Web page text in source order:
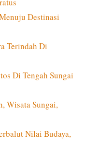
Destinasi
Terindah Di
Di Tengah Sungai
Wisata Sungai,
Nilai Budaya,